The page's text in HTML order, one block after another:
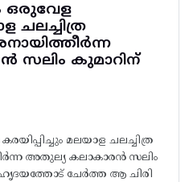
ഒരുവേള
ചലച്ചിത്ര
സലിം കുമാറിന്
മലയാള ചലച്ചിത്ര
അതുല്യ കലാകാരൻ സലിം
ഹൃദയത്തോട് ചേർത്ത ആ ചിരി